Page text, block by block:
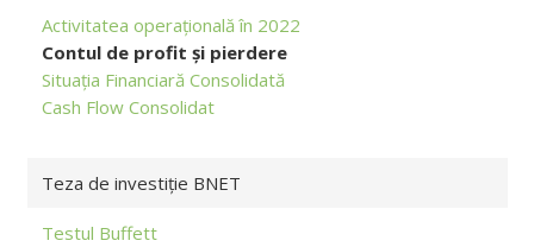
Activitatea operațională în 2022
Contul de profit și pierdere
Situația Financiară Consolidată
Cash Flow Consolidat
Teza de investiție BNET
Testul Buffett